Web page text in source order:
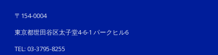
〒154-0004
東京都世田谷区太子堂4-6-1 パークヒル6
TEL: 03-3795-8255